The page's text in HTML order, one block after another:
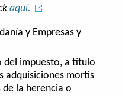
aquí.
y Empresas y
del impuesto, a título
adquisiciones mortis
la herencia o